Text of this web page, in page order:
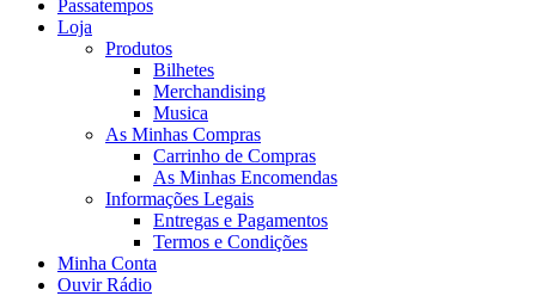
Passatempos
Loja
Produtos
Bilhetes
Merchandising
Musica
As Minhas Compras
Carrinho de Compras
As Minhas Encomendas
Informações Legais
Entregas e Pagamentos
Termos e Condições
Minha Conta
Ouvir Rádio